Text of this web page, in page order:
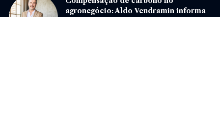
agronegócio: Aldo Vendramin informa